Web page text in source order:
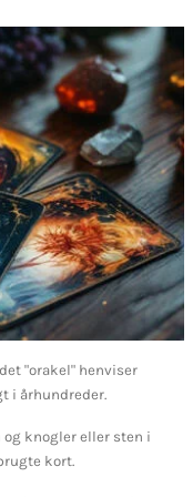
"orakel" henviser
i århundreder.
knogler eller sten i
kort.